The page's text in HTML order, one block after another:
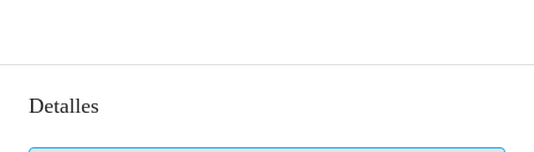
Detalles